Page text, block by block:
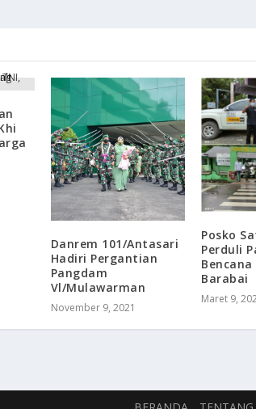
Danrem 101/Antasari
Hadiri Pergantian
Pangdam
Vl/Mulawarman
November 9, 2021
Posko
Perduli
Barabai
Maret 9,